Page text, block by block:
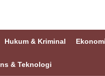
Hukum & Kriminal
& Teknologi